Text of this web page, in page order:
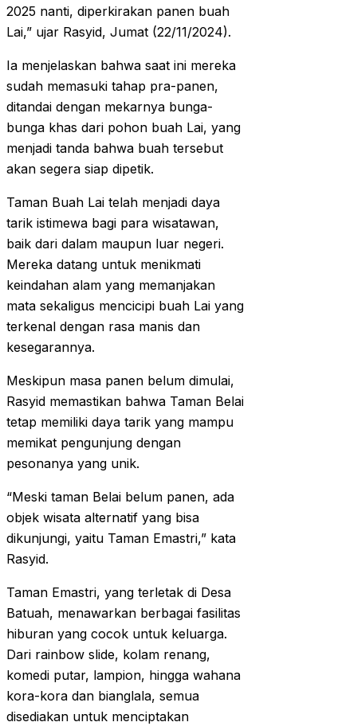
2025 nanti, diperkirakan panen buah
Lai,” ujar Rasyid, Jumat (22/11/2024).
Ia menjelaskan bahwa saat ini mereka
sudah memasuki tahap pra-panen,
ditandai dengan mekarnya bunga-
bunga khas dari pohon buah Lai, yang
menjadi tanda bahwa buah tersebut
akan segera siap dipetik.
Taman Buah Lai telah menjadi daya
tarik istimewa bagi para wisatawan,
baik dari dalam maupun luar negeri.
Mereka datang untuk menikmati
keindahan alam yang memanjakan
mata sekaligus mencicipi buah Lai yang
terkenal dengan rasa manis dan
kesegarannya.
Meskipun masa panen belum dimulai,
Rasyid memastikan bahwa Taman Belai
tetap memiliki daya tarik yang mampu
memikat pengunjung dengan
pesonanya yang unik.
“Meski taman Belai belum panen, ada
objek wisata alternatif yang bisa
dikunjungi, yaitu Taman Emastri,” kata
Rasyid.
Taman Emastri, yang terletak di Desa
Batuah, menawarkan berbagai fasilitas
hiburan yang cocok untuk keluarga.
Dari rainbow slide, kolam renang,
komedi putar, lampion, hingga wahana
kora-kora dan bianglala, semua
disediakan untuk menciptakan